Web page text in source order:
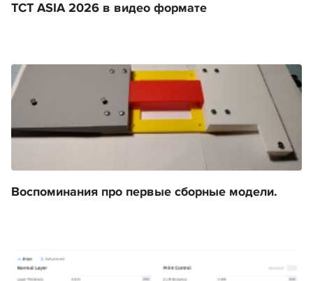
TCT ASIA 2026 в видео формате
Воспоминания про первые сборные модели.